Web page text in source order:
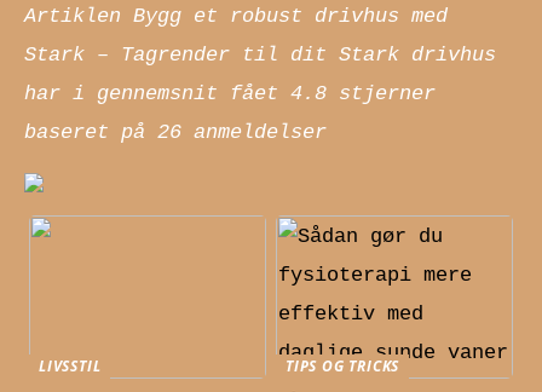
Artiklen Bygg et robust drivhus med
Stark – Tagrender til dit Stark drivhus
har i gennemsnit fået 4.8 stjerner
baseret på 26 anmeldelser
LIVSSTIL TIPS OG TRICKS